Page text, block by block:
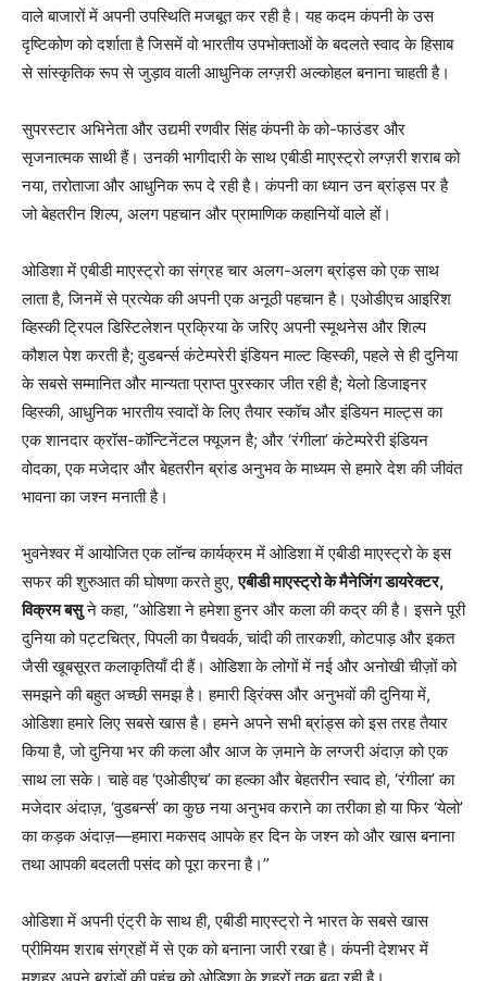
वाले बाजारों में अपनी उपस्थिति मजबूत कर रही है। यह कदम कंपनी के उस
दृष्टिकोण को दर्शाता है जिसमें वो भारतीय उपभोक्ताओं के बदलते स्वाद के हिसाब
से सांस्कृतिक रूप से जुड़ाव वाली आधुनिक लग्ज़री अल्कोहल बनाना चाहती है।
सुपरस्टार अभिनेता और उद्यमी रणवीर सिंह कंपनी के को-फाउंडर और
सृजनात्मक साथी हैं। उनकी भागीदारी के साथ एबीडी माएस्‍ट्रो लग्ज़री शराब को
नया, तरोताजा और आधुनिक रूप दे रही है। कंपनी का ध्यान उन ब्रांड्स पर है
जो बेहतरीन शिल्‍प, अलग पहचान और प्रामाणिक कहानियों वाले हों।
ओडिशा में एबीडी माएस्‍ट्रो का संग्रह चार अलग-अलग ब्रांड्स को एक साथ
लाता है, जिनमें से प्रत्येक की अपनी एक अनूठी पहचान है। एओडीएच आइरिश
व्हिस्की ट्रिपल डिस्टिलेशन प्रक्रिया के जरिए अपनी स्मूथनेस और शिल्प
कौशल पेश करती है; वुडबर्न्‍स कंटेम्‍परेरी इंडियन माल्‍ट व्हिस्की, पहले से ही दुनिया
के सबसे सम्मानित और मान्यता प्राप्त पुरस्कार जीत रही है; येलो डिजाइनर
व्हिस्की, आधुनिक भारतीय स्वादों के लिए तैयार स्कॉच और इंडियन माल्ट्स का
एक शानदार क्रॉस-कॉन्टिनेंटल फ्यूजन है; और ‘रंगीला’ कंटेम्‍परेरी इंडियन
वोदका, एक मजेदार और बेहतरीन ब्रांड अनुभव के माध्यम से हमारे देश की जीवंत
भावना का जश्न मनाती है।
भुवनेश्वर में आयोजित एक लॉन्च कार्यक्रम में ओडिशा में एबीडी माएस्ट्रो के इस
सफर की शुरुआत की घोषणा करते हुए,एबीडी माएस्ट्रो के मैनेजिंग डायरेक्टर,
विक्रम बसुने कहा, “ओडिशा ने हमेशा हुनर और कला की कद्र की है। इसने पूरी
दुनिया को पट्टचित्र, पिपली का पैचवर्क, चांदी की तारकशी, कोटपाड़ और इकत
जैसी खूबसूरत कलाकृतियाँ दी हैं। ओडिशा के लोगों में नई और अनोखी चीज़ों को
समझने की बहुत अच्छी समझ है। हमारी ड्रिंक्स और अनुभवों की दुनिया में,
ओडिशा हमारे लिए सबसे खास है। हमने अपने सभी ब्रांड्स को इस तरह तैयार
किया है, जो दुनिया भर की कला और आज के ज़माने के लग्जरी अंदाज़ को एक
साथ ला सके। चाहे वह ‘एओडीएच’ का हल्का और बेहतरीन स्वाद हो, ‘रंगीला’ का
मजेदार अंदाज़, ‘वुडबर्न्स’ का कुछ नया अनुभव कराने का तरीका हो या फिर ‘येलो’
का कड़क अंदाज़—हमारा मकसद आपके हर दिन के जश्न को और खास बनाना
तथा आपकी बदलती पसंद को पूरा करना है।”
ओडिशा में अपनी एंट्री के साथ ही, एबीडी माएस्ट्रो ने भारत के सबसे खास
प्रीमियम शराब संग्रहों में से एक को बनाना जारी रखा है। कंपनी देशभर में